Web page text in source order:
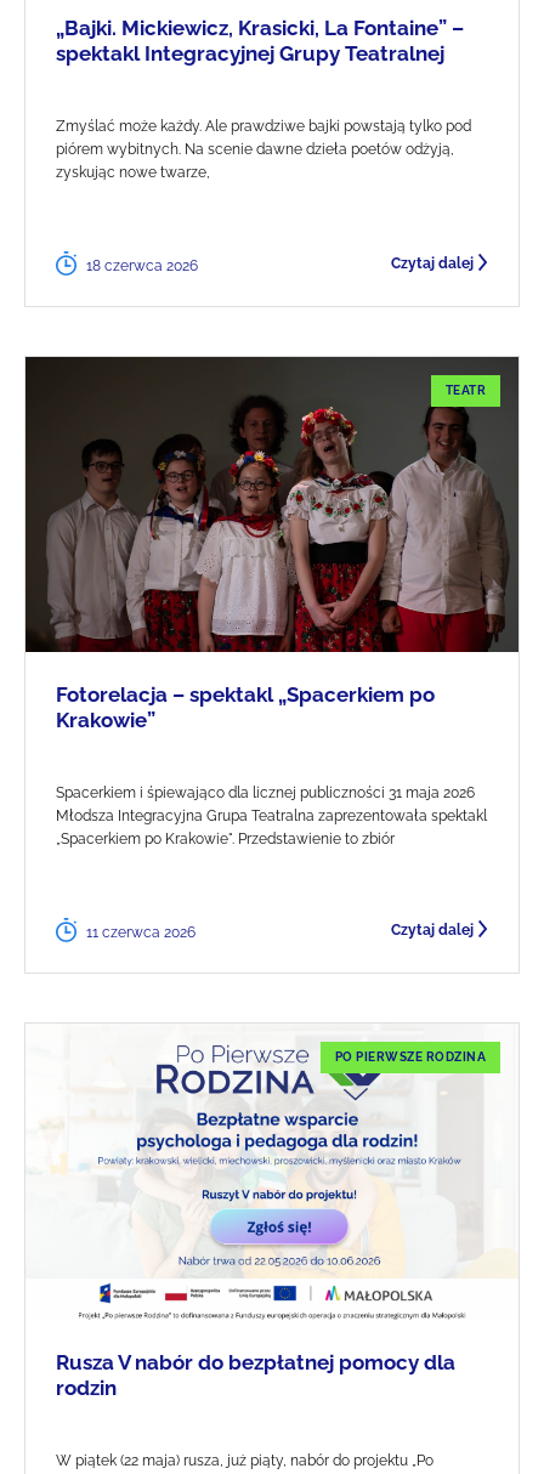
„Bajki. Mickiewicz, Krasicki, La Fontaine” –
spektakl Integracyjnej Grupy Teatralnej
Zmyślać może każdy. Ale prawdziwe bajki powstają tylko pod
piórem wybitnych. Na scenie dawne dzieła poetów odżyją,
zyskując nowe twarze,
18 czerwca 2026 Czytaj dalej
TEATR
Fotorelacja – spektakl „Spacerkiem po
Krakowie”
Spacerkiem i śpiewająco dla licznej publiczności 31 maja 2026
Młodsza Integracyjna Grupa Teatralna zaprezentowała spektakl
„Spacerkiem po Krakowie". Przedstawienie to zbiór
11 czerwca 2026 Czytaj dalej
PO PIERWSZE RODZINA
Rusza V nabór do bezpłatnej pomocy dla
rodzin
W piątek (22 maja) rusza, już piąty, nabór do projektu „Po